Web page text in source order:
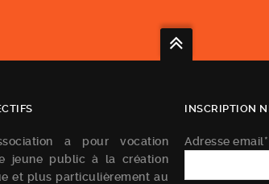
a pour vocation
jeune public à la création
et plus particulièrement au
INSCRIPTION
Adresse email*